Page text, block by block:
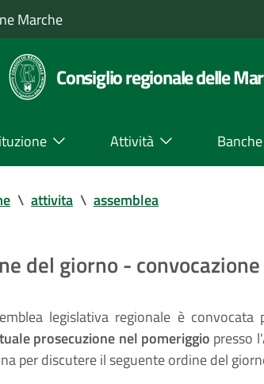
Marche
Consiglio regionale delle
Attività
\ attivita \ assemblea
del giorno -
legislativa regionale è convocata
prosecuzione nel pomeriggio presso
per discutere il seguente ordine del